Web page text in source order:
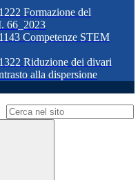
Formazione del
66_2023
Competenze STEM
Riduzione dei divari
alla dispersione